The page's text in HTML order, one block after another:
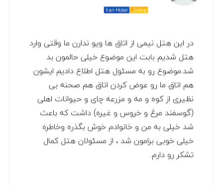
در این هتل نیمی از اتاق ها ویو ندارن ما وقتی وارد
هتل شدیم بابت این موضوع خیلی حالمون بد
شد.موضوع رو به مسئول هتل اطلاع دادیم ایشون
هم اتاق ما رو عوض کردن اتاق هم صحنه بی
نظیری از کوه و مه و مزرعه چای و حیوانات اهلی
(گوسفند مرغ و خروس و غیره) داشت که باعث
شد خیلی به من و خانوادم خوش بگذره وخاطره
خیلی خوبی برامون شد ، از مسئولان هتل کمال
تشکر رو دارم.